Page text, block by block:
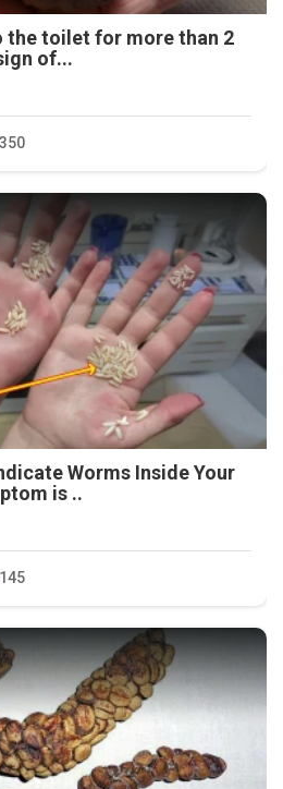
the toilet for more than 2
of...
350
Worms Inside Your
is ..
145